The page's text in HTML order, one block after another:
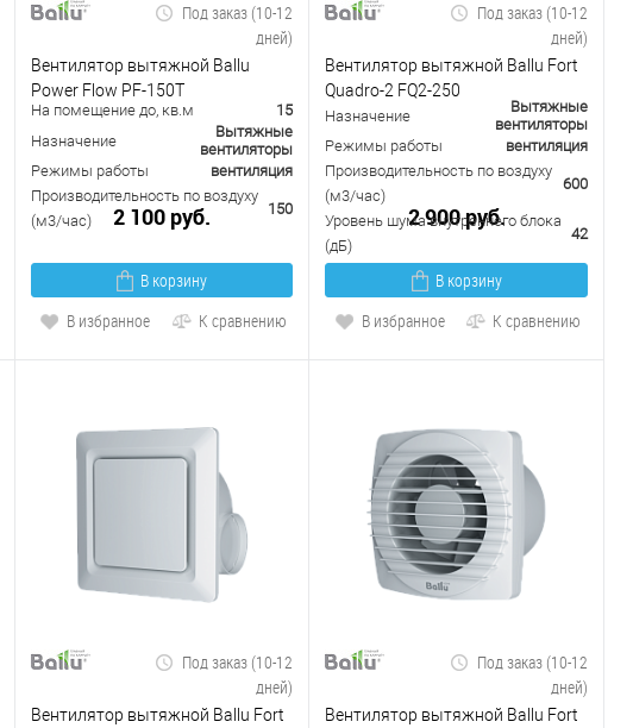
Под заказ (10-12
дней)
Вентилятор вытяжной Ballu
Power Flow PF-150T
На помещение до, кв.м
15
Назначение
Вытяжные
вентиляторы
Режимы работы
вентиляция
Производительность по воздуху
(м3/час)
150
2 100 руб.
В корзину
В избранное
К сравнению
Под заказ (10-12
дней)
Вентилятор вытяжной Ballu Fort
Quadro-2 FQ2-250
Назначение
Вытяжные
вентиляторы
Режимы работы
вентиляция
Производительность по воздуху
(м3/час)
600
Уровень шума внутреннего блока
(дБ)
42
2 900 руб.
В корзину
В избранное
К сравнению
Под заказ (10-12
дней)
Вентилятор вытяжной Ballu Fort
Под заказ (10-12
дней)
Вентилятор вытяжной Ballu Fort